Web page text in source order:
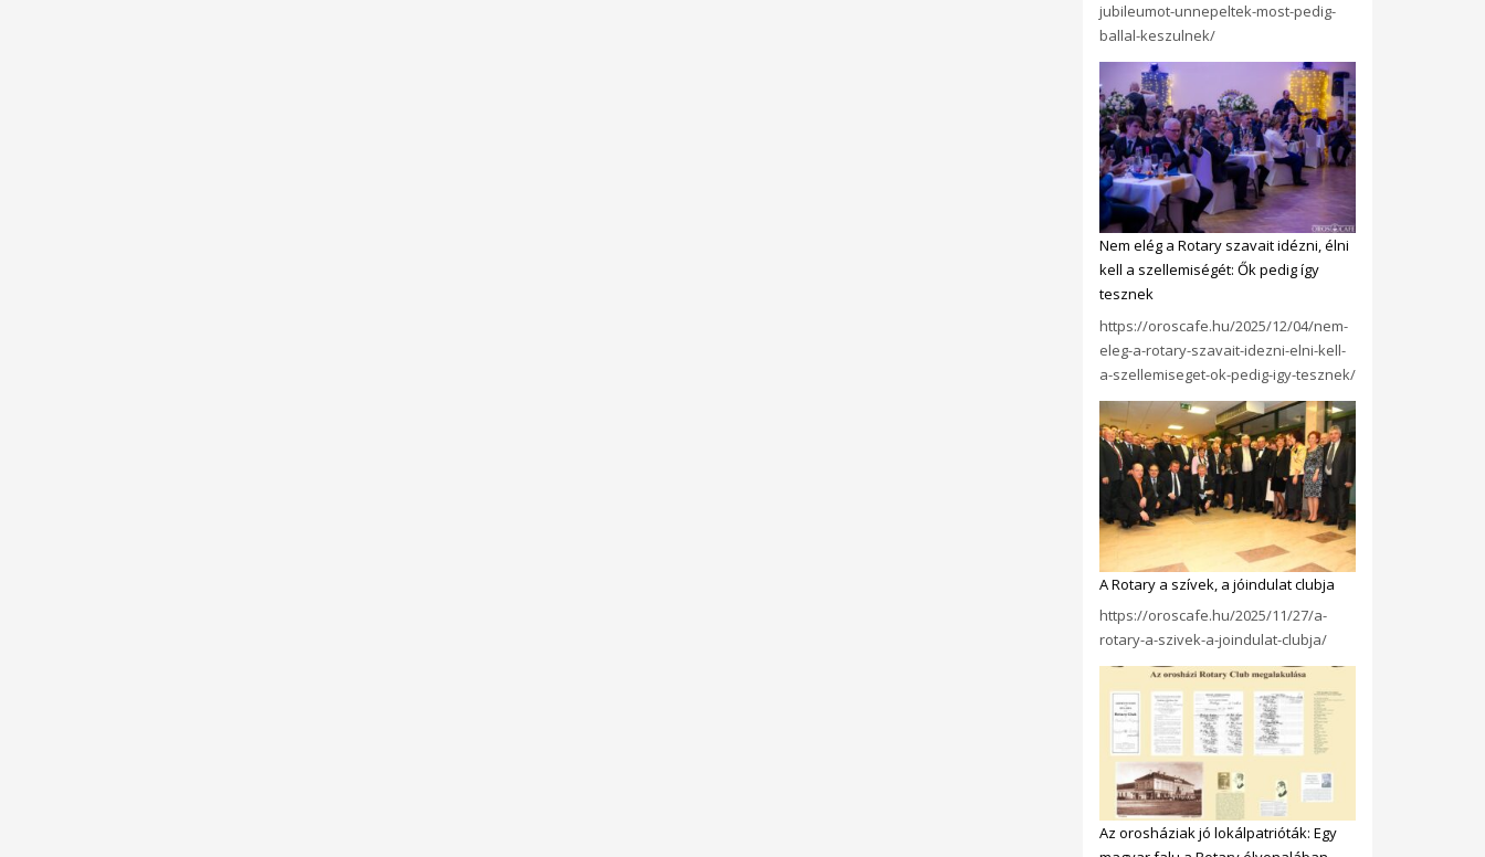
jubileumot-unnepeltek-most-pedig-
ballal-keszulnek/
Nem elég a Rotary szavait idézni, élni
kell a szellemiségét: Ők pedig így
tesznek
https://oroscafe.hu/2025/12/04/nem-
eleg-a-rotary-szavait-idezni-elni-kell-
a-szellemiseget-ok-pedig-igy-tesznek/
A Rotary a szívek, a jóindulat clubja
https://oroscafe.hu/2025/11/27/a-
rotary-a-szivek-a-joindulat-clubja/
Az orosháziak jó lokálpatrióták: Egy